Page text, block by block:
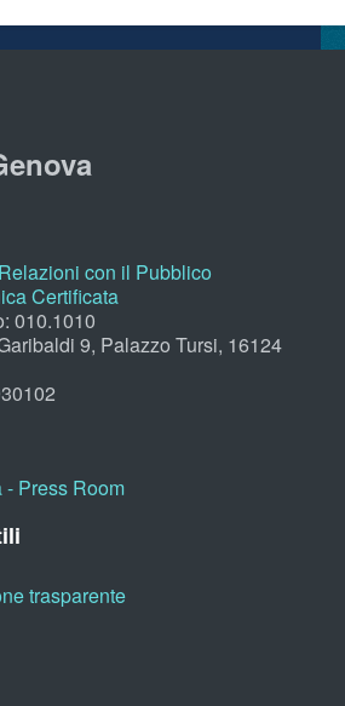
con il Pubblico
Certificata
010.1010
9, Palazzo Tursi, 16124
- Press Room
trasparente